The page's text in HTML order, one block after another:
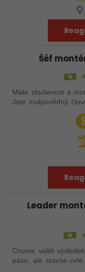
Šéf
Máte zkušenost s
Jste zodpovědný
Leader
Chcete vidět
pásu, ale stavíte celé